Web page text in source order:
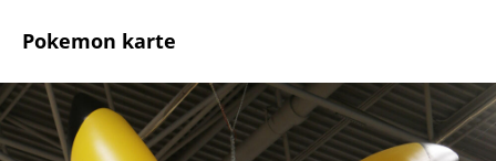
Pokemon karte